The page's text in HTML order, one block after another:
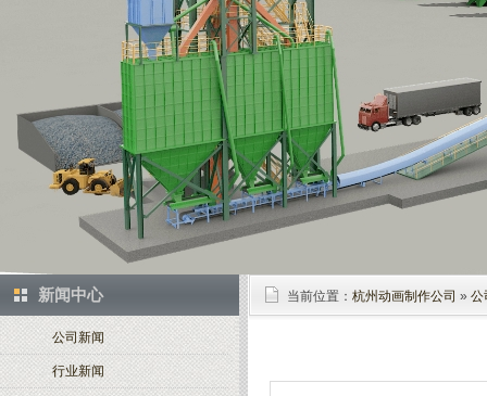
新闻中心
公司新闻
行业新闻
当前位置： 杭州动画制作公司 » 公